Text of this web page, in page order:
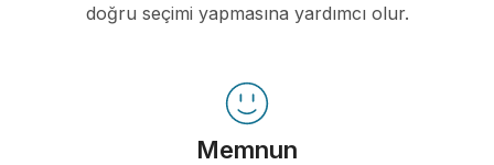
doğru seçimi yapmasına yardımcı olur.
Memnun